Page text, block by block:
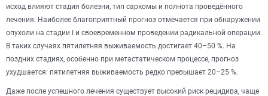
исход влияют стадия болезни, тип саркомы и полнота проведённого
лечения. Наиболее благоприятный прогноз отмечается при обнаружении
опухоли на стадии I и своевременном проведении радикальной операции.
В таких случаях пятилетняя выживаемость достигает 40–50 %. На
поздних стадиях, особенно при метастатическом процессе, прогноз
ухудшается: пятилетняя выживаемость редко превышает 20–25 %.
Даже после успешного лечения существует высокий риск рецидива, чаще